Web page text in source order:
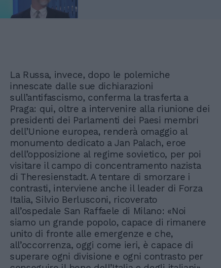
La Russa, invece, dopo le polemiche
innescate dalle sue dichiarazioni
sull’antifascismo, conferma la trasferta a
Praga: qui, oltre a intervenire alla riunione dei
presidenti dei Parlamenti dei Paesi membri
dell’Unione europea, renderà omaggio al
monumento dedicato a Jan Palach, eroe
dell’opposizione al regime sovietico, per poi
visitare il campo di concentramento nazista
di Theresienstadt. A tentare di smorzare i
contrasti, interviene anche il leader di Forza
Italia, Silvio Berlusconi, ricoverato
all’ospedale San Raffaele di Milano: «Noi
siamo un grande popolo, capace di rimanere
unito di fronte alle emergenze e che,
all’occorrenza, oggi come ieri, è capace di
superare ogni divisione e ogni contrasto per